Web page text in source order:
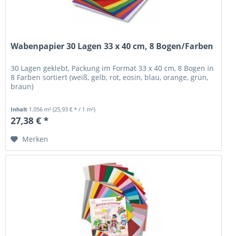
Wabenpapier 30 Lagen 33 x 40 cm, 8 Bogen/Farben
30 Lagen geklebt, Packung im Format 33 x 40 cm, 8 Bogen in
8 Farben sortiert (weiß, gelb, rot, eosin, blau, orange, grün,
braun)
Inhalt 1.056 m²(25,93 € * / 1 m²)
27,38 € *
Merken